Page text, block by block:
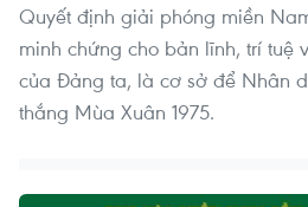
Quyết định giải phóng miền
minh chứng cho bản lĩnh, trí tuệ
của Đảng ta, là cơ sở để Nhân
thắng Mùa Xuân 1975.